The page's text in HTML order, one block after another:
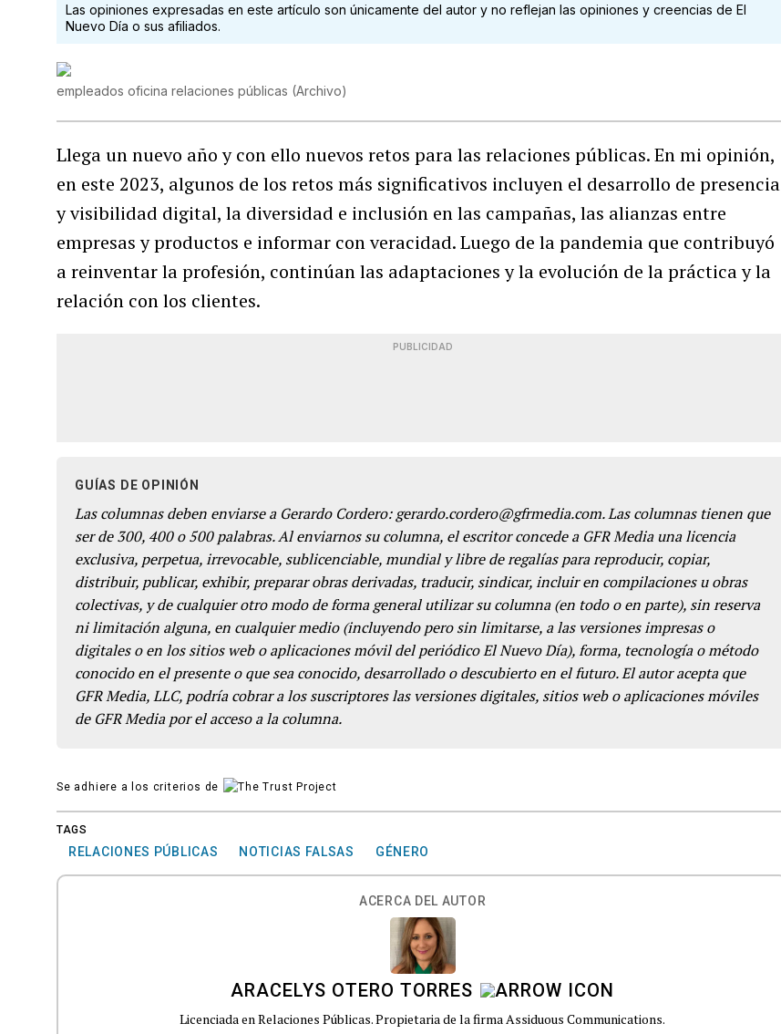
Las opiniones expresadas en este artículo son únicamente del autor y no reflejan las opiniones y creencias de El
Nuevo Día o sus afiliados.
empleados oficina relaciones públicas (Archivo)
Llega un nuevo año y con ello nuevos retos para las relaciones públicas. En mi opinión,
en este 2023, algunos de los retos más significativos incluyen el desarrollo de presencia
y visibilidad digital, la diversidad e inclusión en las campañas, las alianzas entre
empresas y productos e informar con veracidad. Luego de la pandemia que contribuyó
a reinventar la profesión, continúan las adaptaciones y la evolución de la práctica y la
relación con los clientes.
PUBLICIDAD
GUÍAS DE OPINIÓN
Las columnas deben enviarse a Gerardo Cordero: gerardo.cordero@gfrmedia.com. Las columnas tienen que
ser de 300, 400 o 500 palabras. Al enviarnos su columna, el escritor concede a GFR Media una licencia
exclusiva, perpetua, irrevocable, sublicenciable, mundial y libre de regalías para reproducir, copiar,
distribuir, publicar, exhibir, preparar obras derivadas, traducir, sindicar, incluir en compilaciones u obras
colectivas, y de cualquier otro modo de forma general utilizar su columna (en todo o en parte), sin reserva
ni limitación alguna, en cualquier medio (incluyendo pero sin limitarse, a las versiones impresas o
digitales o en los sitios web o aplicaciones móvil del periódico El Nuevo Día), forma, tecnología o método
conocido en el presente o que sea conocido, desarrollado o descubierto en el futuro. El autor acepta que
GFR Media, LLC, podría cobrar a los suscriptores las versiones digitales, sitios web o aplicaciones móviles
de GFR Media por el acceso a la columna.
Se adhiere a los criterios de
TAGS
RELACIONES PÚBLICAS NOTICIAS FALSAS GÉNERO
ACERCA DEL AUTOR
ARACELYS OTERO TORRES
Licenciada en Relaciones Públicas. Propietaria de la firma Assiduous Communications.